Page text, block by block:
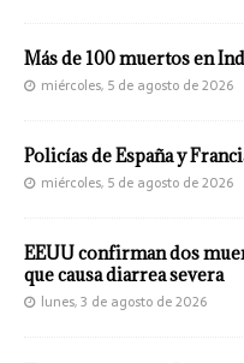
Más de 100 muertos en
miércoles, 5 de agosto de 2026
Policías de España y
miércoles, 5 de agosto de 2026
EEUU confirman dos
que causa diarrea severa
lunes, 3 de agosto de 2026